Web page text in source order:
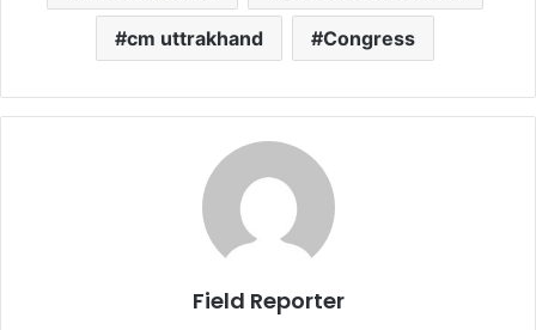
cm uttrakhand Congress
Field Reporter